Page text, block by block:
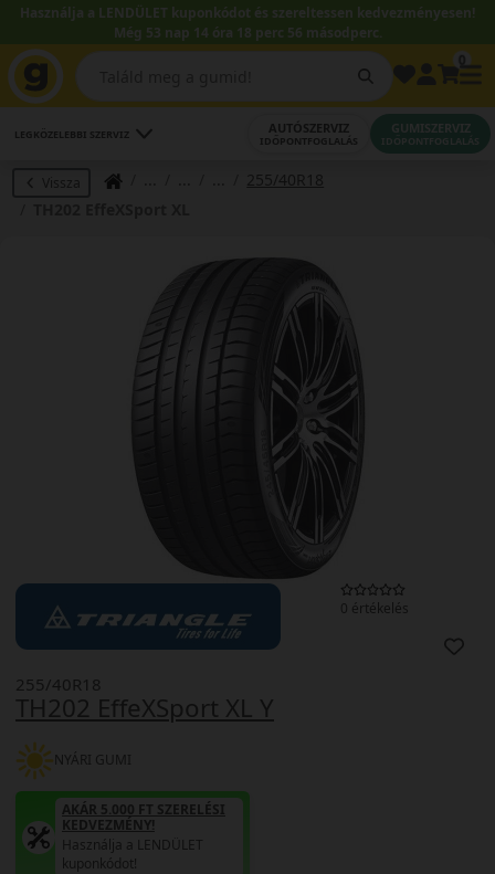
Használja a LENDÜLET kuponkódot és szereltessen kedvezményesen!
Még 53 nap 14 óra 18 perc 55 másodperc.
LEGKÖZELEBBI SZERVIZ AUTÓSZERVIZ
IDŐPONTFOGLALÁS
GUMISZERVIZ
IDŐPONTFOGLALÁS
Vissza
255/40R18
0 értékelés
TH202 EffeXSport XL Y
255/40R18
NYÁRI GUMI
AKÁR 5.000 FT SZERELÉSI
KEDVEZMÉNY!
Használja a LENDÜLET
kuponkódot!